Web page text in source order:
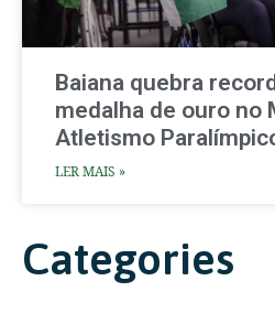
Baiana quebra
medalha de ouro no
Atletismo
LER MAIS »
Categories